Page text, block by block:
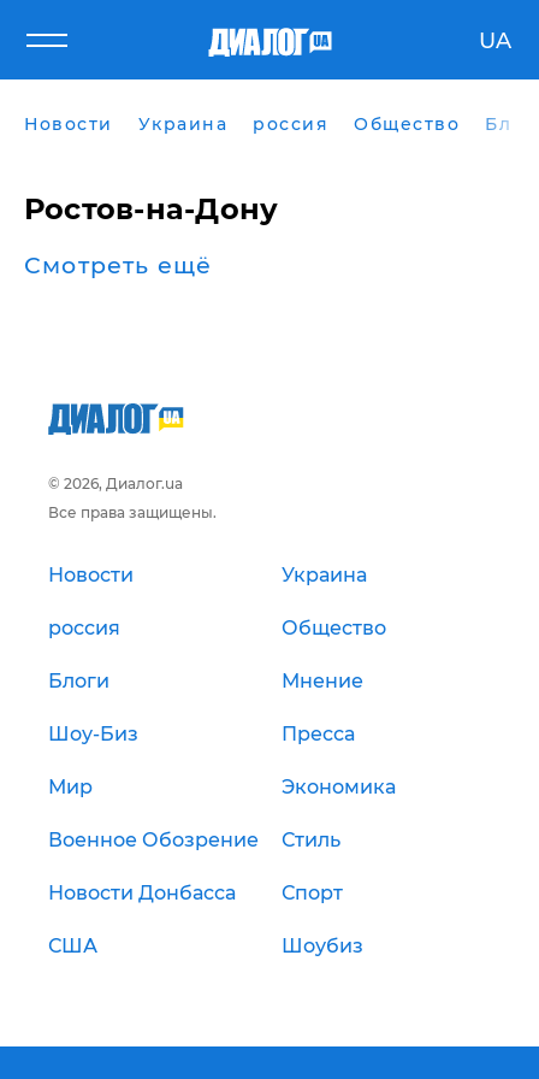
UA
Новости Украина россия Общество
Ростов-на-Дону
Смотреть ещё
© 2026, Диалог.ua
Все права защищены.
Новости Украина
россия Общество
Блоги Мнение
Шоу-Биз Пресса
Мир Экономика
Военное Обозрение Стиль
Новости Донбасса Спорт
США Шоубиз